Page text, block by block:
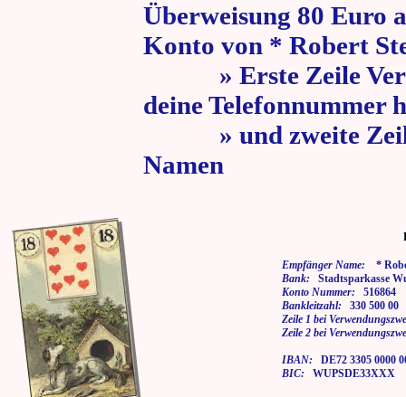
Überweisung 80 Euro
Konto von * Robert
» Erste Zeile
deine Telefonnummer
» und zweite Zeile
Namen
Empfänger Name: *
Bank: Stadtsparkasse
Konto Nummer: 516864
Bankleitzahl: 330 500 00
Zeile 1 bei
Zeile 2 bei
IBAN: DE72 3305 0000
BIC: WUPSDE33XXX